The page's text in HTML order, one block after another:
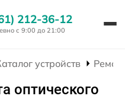
212-36-12
с 9:00 до 21:00
устройств
оптического